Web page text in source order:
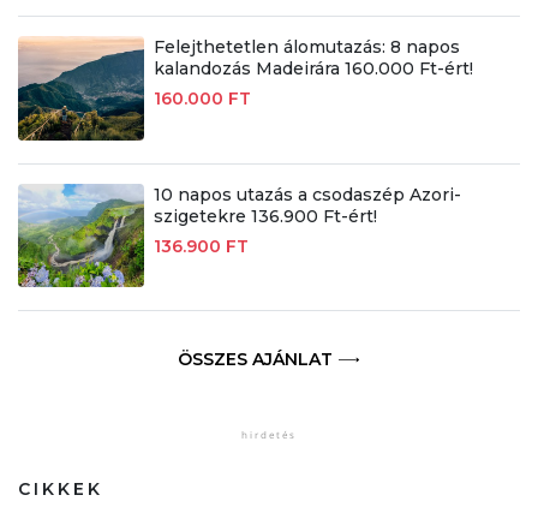
Felejthetetlen álomutazás: 8 napos
kalandozás Madeirára 160.000 Ft-ért!
160.000 FT
10 napos utazás a csodaszép Azori-
szigetekre 136.900 Ft-ért!
136.900 FT
ÖSSZES AJÁNLAT
CIKKEK